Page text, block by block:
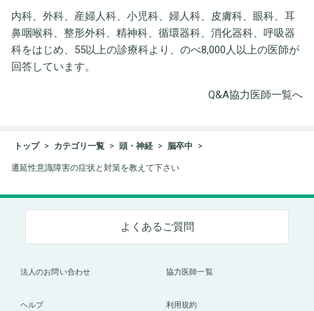
内科、外科、産婦人科、小児科、婦人科、皮膚科、眼科、耳
鼻咽喉科、整形外科、精神科、循環器科、消化器科、呼吸器
科をはじめ、55以上の診療科より、のべ8,000人以上の医師が
回答しています。
Q&A協力医師一覧へ
トップ カテゴリ一覧 頭・神経 脳卒中
遷延性意識障害の症状と対策を教えて下さい
よくあるご質問
法人のお問い合わせ 協力医師一覧
ヘルプ 利用規約